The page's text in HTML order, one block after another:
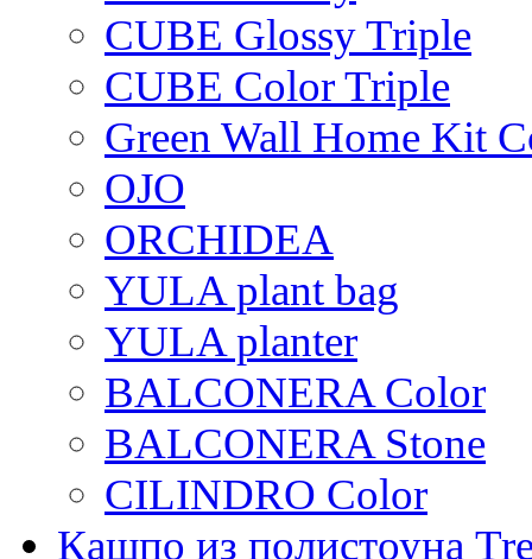
CUBE Glossy Triple
CUBE Color Triple
Green Wall Home Kit
OJO
ORCHIDEA
YULA plant bag
YULA planter
BALCONERA Color
BALCONERA Stone
CILINDRO Color
Кашпо из полистоуна